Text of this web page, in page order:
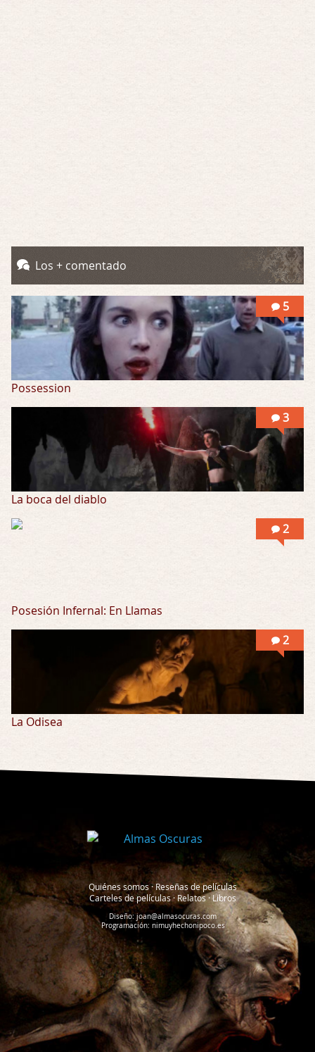
Posesión Infernal: En Llamas
Por: Skalope
Totalmente de acuerdo Ignacio. La he disfr …
Los + comentado
5
Possession
3
La boca del diablo
2
Posesión Infernal: En Llamas
2
La Odisea
Quiénes somos·Reseñas de películas
Carteles de películas·Relatos·Libros
Diseño:joan@almasocuras.com
Programación: nimuyhechonipoco.es